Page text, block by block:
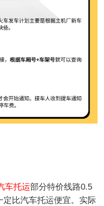
车托运部分特价线路0.5
定比汽车托运便宜。实际